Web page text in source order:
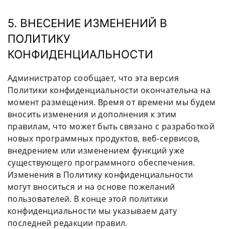
5. ВНЕСЕНИЕ ИЗМЕНЕНИЙ В
ПОЛИТИКУ
КОНФИДЕНЦИАЛЬНОСТИ
Администратор сообщает, что эта версия
Политики конфиденциальности окончательна на
момент размещения. Время от времени мы будем
вносить изменения и дополнения к этим
правилам, что может быть связано с разработкой
новых программных продуктов, веб-сервисов,
внедрением или изменением функций уже
существующего программного обеспечения.
Изменения в Политику конфиденциальности
могут вноситься и на основе пожеланий
пользователей. В конце этой политики
конфиденциальности мы указываем дату
последней редакции правил.